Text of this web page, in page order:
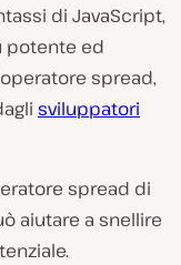
di JavaScript,
potente ed
spread,
sviluppatori
spread di
aiutare a snellire